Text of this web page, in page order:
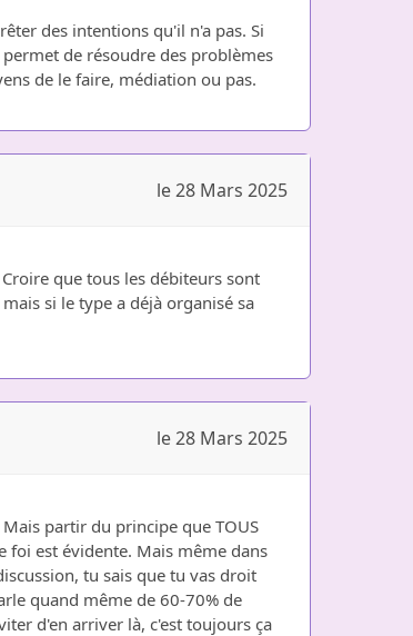
des intentions qu'il n'a pas. Si
de résoudre des problèmes
de le faire, médiation ou pas.
le 28 Mars 2025
que tous les débiteurs sont
si le type a déjà organisé sa
le 28 Mars 2025
partir du principe que TOUS
foi est évidente. Mais même dans
tu sais que tu vas droit
quand même de 60-70% de
d'en arriver là, c'est toujours ça